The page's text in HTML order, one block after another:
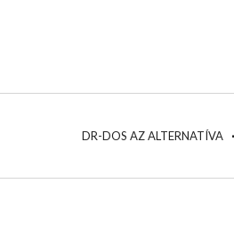
DR-DOS AZ ALTERNATÍVA